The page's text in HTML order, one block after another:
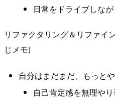
日常をドライブしな
リファクタリング＆リファイ
じメモ)
自分はまだまだ、もっと
自己肯定感を無理や